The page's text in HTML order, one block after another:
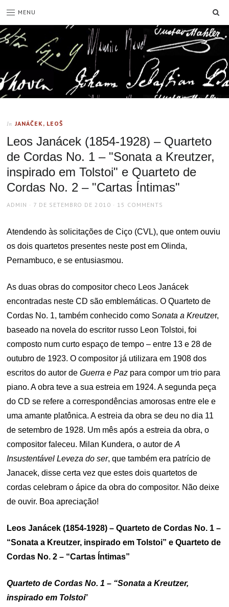
MENU
In JANÁČEK, LEOŠ
Leos Janácek (1854-1928) – Quarteto
de Cordas No. 1 – "Sonata a Kreutzer,
inspirado em Tolstoi" e Quarteto de
Cordas No. 2 – "Cartas Íntimas"
AUTHOR
ADMIN
POSTED
7 DE SETEMBRO DE 2010 15 COMMENTS
Atendendo às solicitações de Ciço (CVL), que ontem ouviu
os dois quartetos presentes neste post em Olinda,
Pernambuco, e se entusiasmou.
As duas obras do compositor checo Leos Janácek
encontradas neste CD são emblemáticas. O Quarteto de
Cordas No. 1, também conhecido como Sonata a Kreutzer,
baseado na novela do escritor russo Leon Tolstoi, foi
composto num curto espaço de tempo – entre 13 e 28 de
outubro de 1923. O compositor já utilizara em 1908 dos
escritos do autor de Guerra e Paz para compor um trio para
piano. A obra teve a sua estreia em 1924. A segunda peça
do CD se refere a correspondências amorosas entre ele e
uma amante platônica. A estreia da obra se deu no dia 11
de setembro de 1928. Um mês após a estreia da obra, o
compositor faleceu. Milan Kundera, o autor deA
Insustentável Leveza do ser, que também era patrício de
Janacek, disse certa vez que estes dois quartetos de
cordas celebram o ápice da obra do compositor. Não deixe
de ouvir. Boa apreciação!
Leos Janácek (1854-1928) – Quarteto de Cordas No. 1 –
“Sonata a Kreutzer, inspirado em Tolstoi” e Quarteto de
Cordas No. 2 – “Cartas Íntimas”
Quarteto de Cordas No. 1 – “Sonata a Kreutzer,
inspirado em Tolstoi”